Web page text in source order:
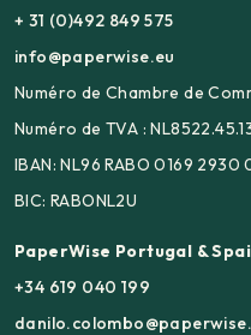
+ 31 (0)492 849 575
info@paperwise.eu
Numéro de Chambre de
Numéro de TVA :
IBAN: NL96 RABO 0169 2930
BIC: RABONL2U
PaperWise Portugal &
+34 619 040 199